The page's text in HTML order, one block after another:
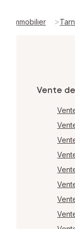
Immobilier >
Vente